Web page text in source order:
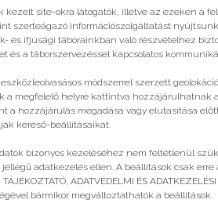
kezelt site-okra látogatók, illetve az ezeken a
szerteágazó információszolgáltatást
és ifjúsági táborainkban való részvételhez
és a táborszervezéssel kapcsolatos
módszerrel szerzett
a megfelelő helyre kattintva hozzájárulhatnak
a hozzájárulás megadása vagy elutasítása
kereső-beállításaikat.
bizonyos kezeléséhez nem feltétlenül
adatkezelés ellen. A beállítások csak erre
ADATVÉDELMI ÉS
bármikor megváltoztathatók a beállítások.
szabályzat